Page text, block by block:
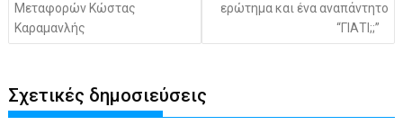
Μεταφορών Κώστας
Καραμανλής
ερώτημα και ένα αναπάντητο
“ΓΙΑΤΙ;;”
Σχετικές δημοσιεύσεις